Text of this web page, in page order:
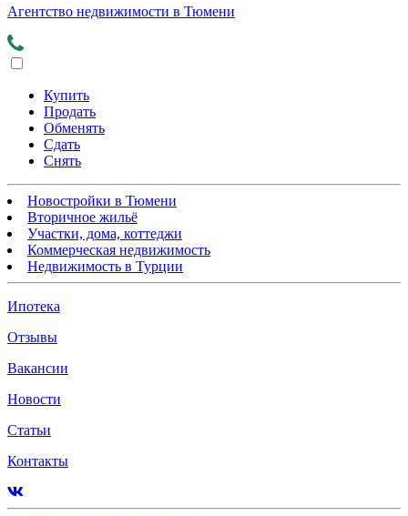
Агентство недвижимости в Тюмени
Купить
Продать
Обменять
Сдать
Снять
Новостройки в Тюмени
Вторичное жильё
Участки, дома, коттеджи
Коммерческая недвижимость
Недвижимость в Турции
Ипотека
Отзывы
Вакансии
Новости
Статьи
Контакты